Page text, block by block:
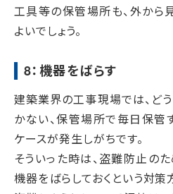
工具等の保管場所も、外から
よいでしょう。
8：機器をばらす
建築業界の工事現場では、ど
かない、保管場所で毎日保管
ケースが発生しがちです。
そういった時は、盗難防止の
機器をばらしておくという対策